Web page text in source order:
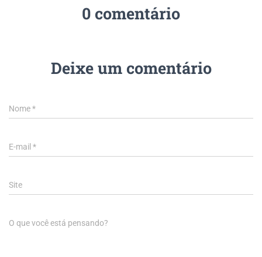
0 comentário
Deixe um comentário
Nome*
E-mail *
Site
O que você está pensando?